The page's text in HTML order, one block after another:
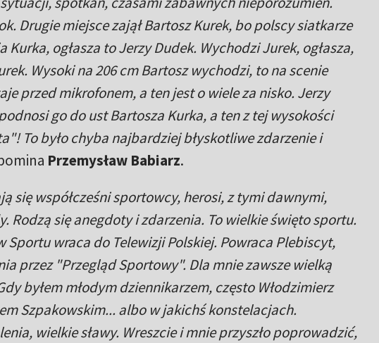
Drugie miejsce zajął Bartosz Kurek, bo polscy siatkarze
ogłasza to Jerzy Dudek. Wychodzi Jurek, ogłasza,
Wysoki na 206 cm Bartosz wychodzi, to na scenie
przed mikrofonem, a ten jest o wiele za nisko. Jerzy
go do ust Bartosza Kurka, a ten z tej wysokości
To było chyba najbardziej błyskotliwe zdarzenie i
Przemysław Babiarz.
się współcześni sportowcy, herosi, z tymi dawnymi,
Rodzą się anegdoty i zdarzenia. To wielkie święto sportu.
Sportu wraca do Telewizji Polskiej. Powraca Plebiscyt,
przez "Przegląd Sportowy". Dla mnie zawsze wielką
byłem młodym dziennikarzem, często Włodzimierz
Szpakowskim... albo w jakichś konstelacjach.
wielkie sławy. Wreszcie i mnie przyszło poprowadzić,